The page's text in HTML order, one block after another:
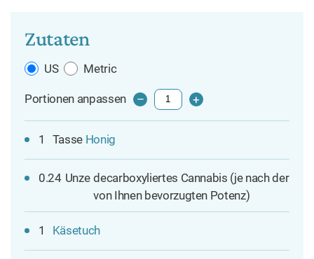
Zutaten
US Metric
Portionen anpassen – +
1 Tasse Honig
0.24 Unze decarboxyliertes Cannabis (je nach der
von Ihnen bevorzugten Potenz)
1 Käsetuch